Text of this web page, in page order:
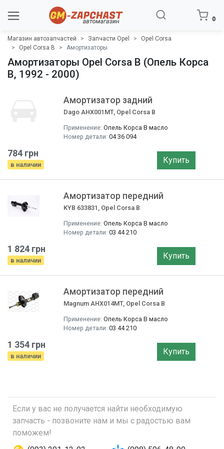
0
Магазин автозапчастей Запчасти Opel
Opel Corsa
Opel Corsa B
Амортизаторы
Амортизаторы Opel Corsa B (Опель Корса
B, 1992 - 2000)
Амортизатор задний
Dago AHX001MT, Opel Corsa B
Применение: Опель Корса B масло
Номер детали: 04 36 094
784 грн
в наличии Купить
Амортизатор передний
KYB 633831, Opel Corsa B
Применение: Опель Корса B масло
Номер детали: 03 44 210
1 824 грн
в наличии Купить
Амортизатор передний
Magnum AHX014MT, Opel Corsa B
Применение: Опель Корса B масло
Номер детали: 03 44 210
1 354 грн
в наличии Купить
Если у вас не получается найти необходимую
запчасть - позвоните нам и мы с радостью вам
поможем!